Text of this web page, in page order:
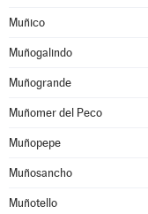
Muñico
Muñogalindo
Muñogrande
Muñomer del Peco
Muñopepe
Muñosancho
Muñotello